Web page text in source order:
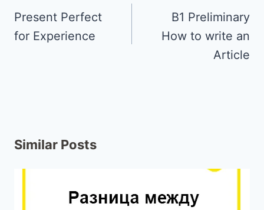
Present Perfect
for Experience
B1 Preliminary
How to write an
Article
Similar Posts